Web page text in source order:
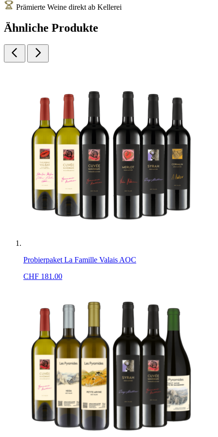
Prämierte Weine direkt ab Kellerei
Ähnliche Produkte
Probierpaket La Famille Valais AOC
CHF 181.00